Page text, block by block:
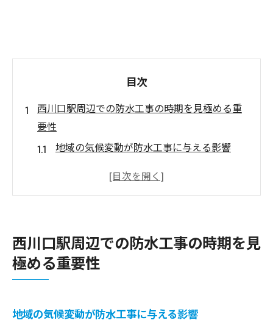
目次
西川口駅周辺での防水工事の時期を見極める重
要性
地域の気候変動が防水工事に与える影響
過去のデータを基にしたタイミング選定
防水工事におけるリスク管理の重要性
長期的な視点での防水工事時期の選び方
西川口駅周辺の年間降水量とその影響
西川口駅周辺での防水工事の時期を見
極める重要性
地域の気候変動が防水工事に与える影響